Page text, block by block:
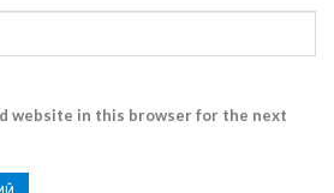
website in this browser for the next